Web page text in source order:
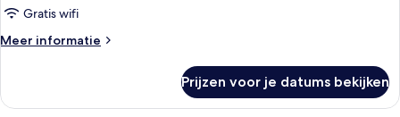
Gratis wifi
Meer informatie
Meer
kamer
Prijzen voor je datums bekijken